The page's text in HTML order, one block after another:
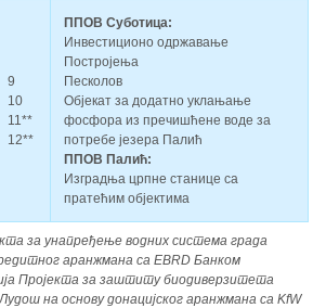
9
10
11**
12**
ППОВ Суботица:
Инвестиционо одржавање
Постројења
Песколов
Објекат за додатно уклањање
фосфора из пречишћене воде за
потребе језера Палић
ППОВ Палић:
Изградња црпне станице са
пратећим објектима
за унапређење водних система града
аранжмана са EBRD Банком
Пројекта за заштиту биодиверзитета
на основу донацијског аранжмана са KfW